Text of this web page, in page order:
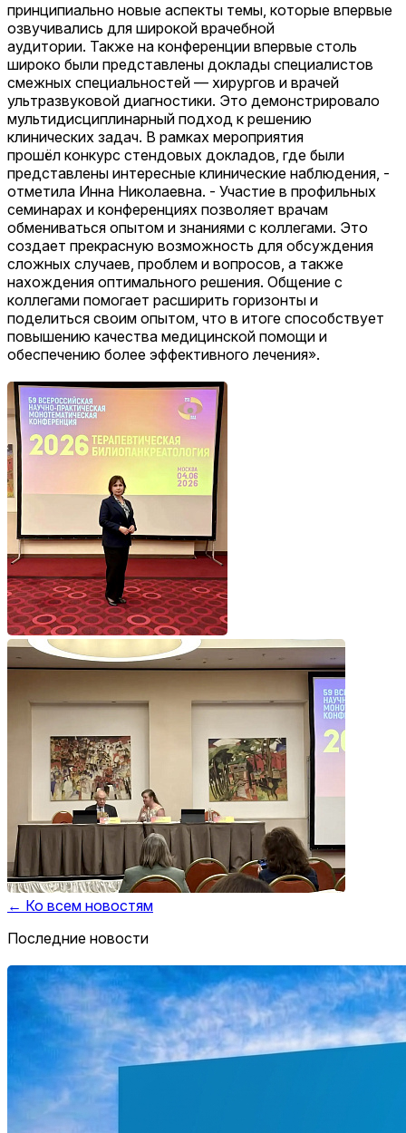
принципиально новые аспекты темы, которые впервые
озвучивались для широкой врачебной
аудитории. Также на конференции впервые столь
широко были представлены доклады специалистов
смежных специальностей — хирургов и врачей
ультразвуковой диагностики. Это демонстрировало
мультидисциплинарный подход к решению
клинических задач. В рамках мероприятия
прошёл конкурс стендовых докладов, где были
представлены интересные клинические наблюдения, -
отметила Инна Николаевна. - Участие в профильных
семинарах и конференциях позволяет врачам
обмениваться опытом и знаниями с коллегами. Это
создает прекрасную возможность для обсуждения
сложных случаев, проблем и вопросов, а также
нахождения оптимального решения. Общение с
коллегами помогает расширить горизонты и
поделиться своим опытом, что в итоге способствует
повышению качества медицинской помощи и
обеспечению более эффективного лечения».
← Ко всем новостям
Последние новости